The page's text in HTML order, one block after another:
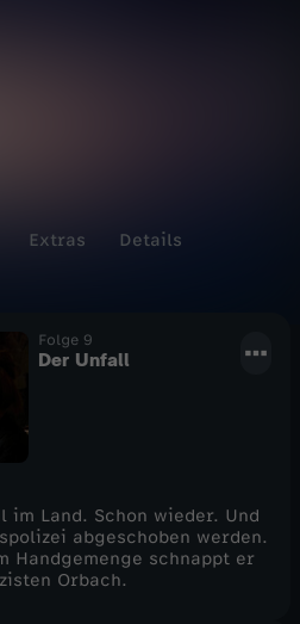
Extras Details
Folge 9
Der Unfall
Land. Schon wieder. Und
abgeschoben werden.
Handgemenge schnappt er
Orbach.